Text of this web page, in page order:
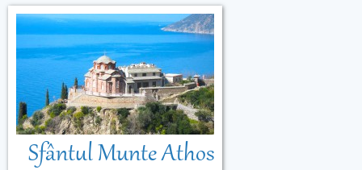
Sfântul Munte Athos